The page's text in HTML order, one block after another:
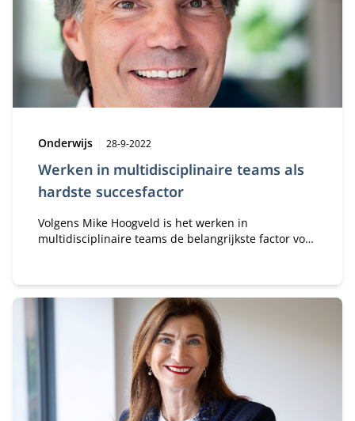
Werken in multidisciplinaire teams als
hardste succesfactor
Type:
Onderwijs Publicatiedatum:
28-9-2022
Volgens Mike Hoogveld is het werken in
multidisciplinaire teams de belangrijkste factor voor
ze doen, ook op het gebied van arbo. Ook is het
werk zo leuker.